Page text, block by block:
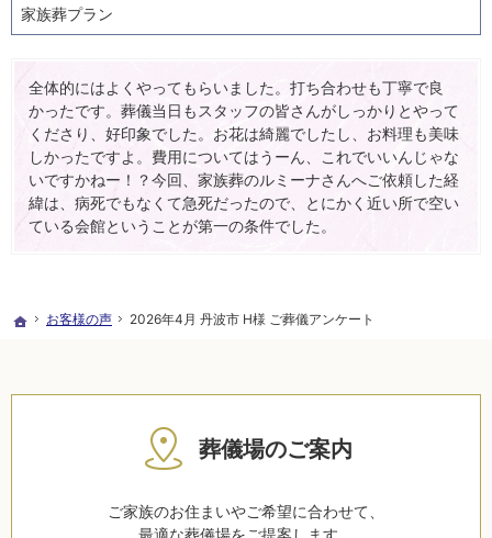
家族葬プラン
全体的にはよくやってもらいました。打ち合わせも丁寧で良
かったです。葬儀当日もスタッフの皆さんがしっかりとやって
くださり、好印象でした。お花は綺麗でしたし、お料理も美味
しかったですよ。費用についてはうーん、これでいいんじゃな
いですかねー！？今回、家族葬のルミーナさんへご依頼した経
緯は、病死でもなくて急死だったので、とにかく近い所で空い
ている会館ということが第一の条件でした。
ホーム
お客様の声 2026年4月 丹波市 H様 ご葬儀アンケート
葬儀場のご案内
ご家族のお住まいやご希望に合わせて、